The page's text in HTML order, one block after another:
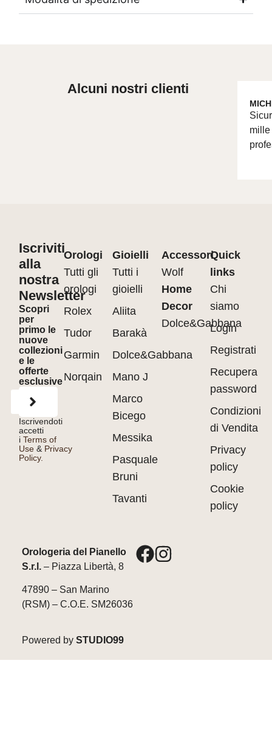
Alcuni nostri clienti
mille
Iscriviti
alla
nostra
Newsletter
Scopri
per
primo le
nuove
collezioni
e le
offerte
esclusive
Iscrivendoti
accetti
iTerms of
Use & Privacy
Policy.
Orologi
Tutti gli
orologi
Rolex
Tudor
Garmin
Norqain
Gioielli
Tutti i
gioielli
Aliita
Barakà
Dolce&Gabbana
Mano J
Marco
Bicego
Messika
Pasquale
Bruni
Tavanti
Accessori
Wolf
Home
Decor
Dolce&Gabbana
Quick
links
Chi
siamo
Login
Registrati
Recupera
password
Condizioni
di Vendita
Privacy
policy
Cookie
policy
Orologeria del Pianello
S.r.l.– Piazza Libertà, 8
47890 – San Marino
(RSM) – C.O.E. SM26036
Powered by STUDIO99